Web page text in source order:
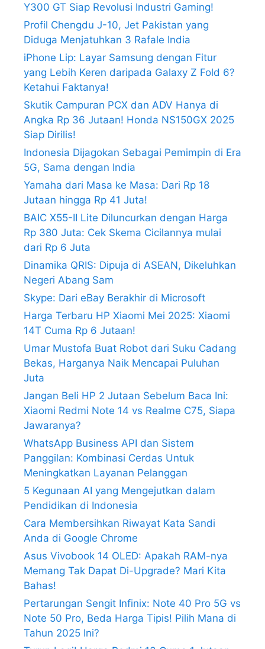
Y300 GT Siap Revolusi Industri Gaming!
Profil Chengdu J-10, Jet Pakistan yang
Diduga Menjatuhkan 3 Rafale India
iPhone Lip: Layar Samsung dengan Fitur
yang Lebih Keren daripada Galaxy Z Fold 6?
Ketahui Faktanya!
Skutik Campuran PCX dan ADV Hanya di
Angka Rp 36 Jutaan! Honda NS150GX 2025
Siap Dirilis!
Indonesia Dijagokan Sebagai Pemimpin di Era
5G, Sama dengan India
Yamaha dari Masa ke Masa: Dari Rp 18
Jutaan hingga Rp 41 Juta!
BAIC X55-II Lite Diluncurkan dengan Harga
Rp 380 Juta: Cek Skema Cicilannya mulai
dari Rp 6 Juta
Dinamika QRIS: Dipuja di ASEAN, Dikeluhkan
Negeri Abang Sam
Skype: Dari eBay Berakhir di Microsoft
Harga Terbaru HP Xiaomi Mei 2025: Xiaomi
14T Cuma Rp 6 Jutaan!
Umar Mustofa Buat Robot dari Suku Cadang
Bekas, Harganya Naik Mencapai Puluhan
Juta
Jangan Beli HP 2 Jutaan Sebelum Baca Ini:
Xiaomi Redmi Note 14 vs Realme C75, Siapa
Jawaranya?
WhatsApp Business API dan Sistem
Panggilan: Kombinasi Cerdas Untuk
Meningkatkan Layanan Pelanggan
5 Kegunaan AI yang Mengejutkan dalam
Pendidikan di Indonesia
Cara Membersihkan Riwayat Kata Sandi
Anda di Google Chrome
Asus Vivobook 14 OLED: Apakah RAM-nya
Memang Tak Dapat Di-Upgrade? Mari Kita
Bahas!
Pertarungan Sengit Infinix: Note 40 Pro 5G vs
Note 50 Pro, Beda Harga Tipis! Pilih Mana di
Tahun 2025 Ini?